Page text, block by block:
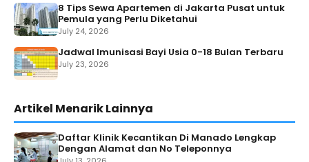
8 Tips Sewa Apartemen di Jakarta Pusat untuk
Pemula yang Perlu Diketahui
July 24, 2026
Jadwal Imunisasi Bayi Usia 0-18 Bulan Terbaru
July 23, 2026
Artikel Menarik Lainnya
Daftar Klinik Kecantikan Di Manado Lengkap
Dengan Alamat dan No Teleponnya